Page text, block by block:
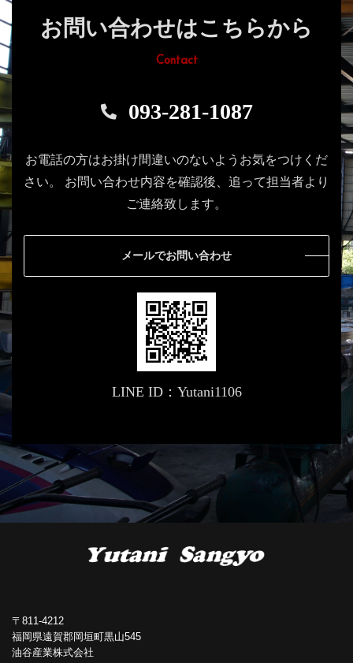
お問い合わせはこちらから
Contact
093-281-1087
お電話の方はお掛け間違いのないようお気をつけくだ
さい。
お問い合わせ内容を確認後、追って担当者より
ご連絡致します。
メールでお問い合わせ
LINE ID：Yutani1106
〒811-4212
福岡県遠賀郡岡垣町黒山545
油谷産業株式会社